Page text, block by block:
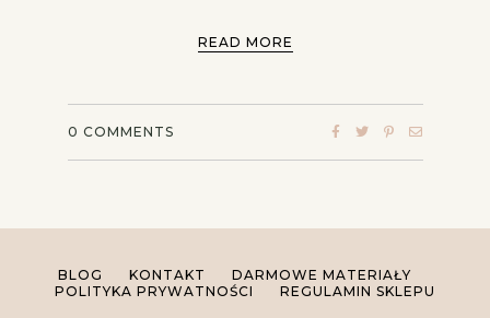
READ MORE
0 COMMENTS
BLOG KONTAKT
DARMOWE MATERIAŁY
POLITYKA PRYWATNOŚCI
REGULAMIN SKLEPU